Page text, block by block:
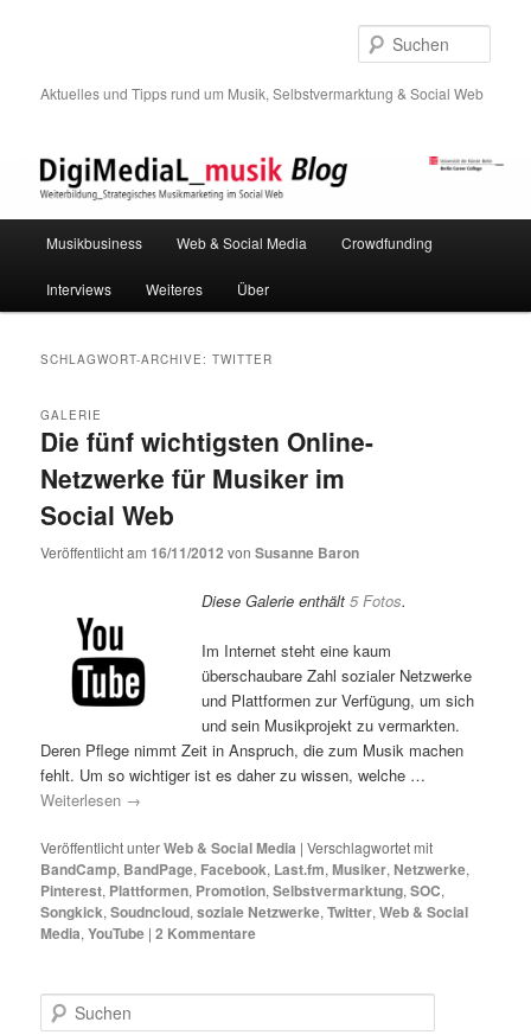
Aktuelles und Tipps rund um Musik, Selbstvermarktung & Social Web
Zum
Inhalt
Zum
sekundären
Musikbusiness Web & Social Media Crowdfunding
Interviews Weiteres Über
SCHLAGWORT-ARCHIVE:TWITTER
Die fünf wichtigsten Online-
Netzwerke für Musiker im
Social Web
GALERIE
Veröffentlicht am 16/11/2012 vonSusanne Baron
Diese Galerie enthält5 Fotos.
Im Internet steht eine kaum
überschaubare Zahl sozialer Netzwerke
und Plattformen zur Verfügung, um sich
und sein Musikprojekt zu vermarkten.
Deren Pflege nimmt Zeit in Anspruch, die zum Musik machen
fehlt. Um so wichtiger ist es daher zu wissen, welche …
Weiterlesen →
Veröffentlicht unterWeb & Social Media |Verschlagwortet mit
BandCamp, BandPage, Facebook, Last.fm,Musiker, Netzwerke,
Pinterest, Plattformen, Promotion,Selbstvermarktung,SOC,
Songkick,Soudncloud,soziale Netzwerke,Twitter,Web & Social
Media,YouTube |2 Kommentare
u